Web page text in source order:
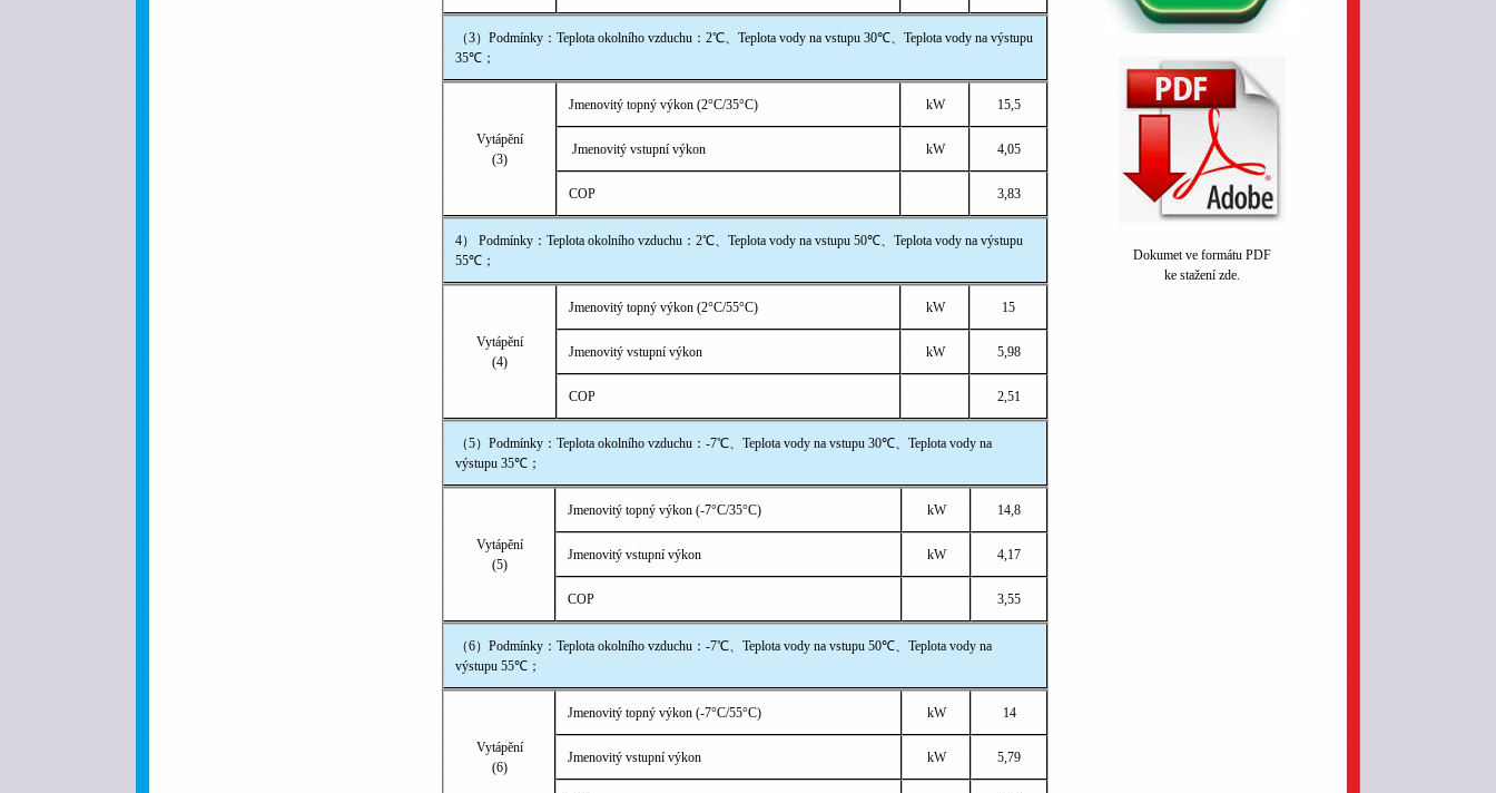
（3）Podmínky：Teplota okolního vzduchu：2℃、Teplota vody na vstupu 30℃、Teplota vody na výstupu
35℃；
Vytápění
(3)
Jmenovitý topný výkon (2°C/35°C) kW 15,5
Jmenovitý vstupní výkon kW 4,05
COP 3,83
4） Podmínky：Teplota okolního vzduchu：2℃、Teplota vody na vstupu 50℃、Teplota vody na výstupu
55℃；
Vytápění
(4)
Jmenovitý topný výkon (2°C/55°C) kW 15
Jmenovitý vstupní výkon kW 5,98
COP 2,51
（5）Podmínky：Teplota okolního vzduchu：-7℃、Teplota vody na vstupu 30℃、Teplota vody na
výstupu 35℃；
Vytápění
(5)
Jmenovitý topný výkon (-7°C/35°C) kW 14,8
Jmenovitý vstupní výkon kW 4,17
COP 3,55
（6）Podmínky：Teplota okolního vzduchu：-7℃、Teplota vody na vstupu 50℃、Teplota vody na
výstupu 55℃；
Vytápění
(6)
Jmenovitý topný výkon (-7°C/55°C) kW 14
Jmenovitý vstupní výkon kW 5,79
Dokumet ve formátu PDF
ke stažení zde.